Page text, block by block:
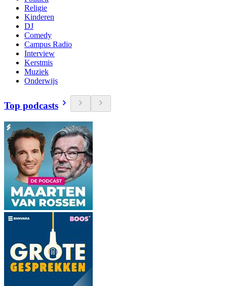
Religie
Kinderen
DJ
Comedy
Campus Radio
Interview
Kerstmis
Muziek
Onderwijs
Top podcasts